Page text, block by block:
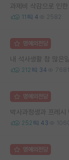
과제비 삭감으로 인
11 4 2582
명예의전당
내 석사생활 참 많은
212 34
명예의전당
박사과정생과 프레시
252 43
명예의전당